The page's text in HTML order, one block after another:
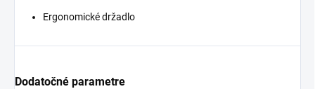
Ergonomické držadlo
Dodatočné parametre